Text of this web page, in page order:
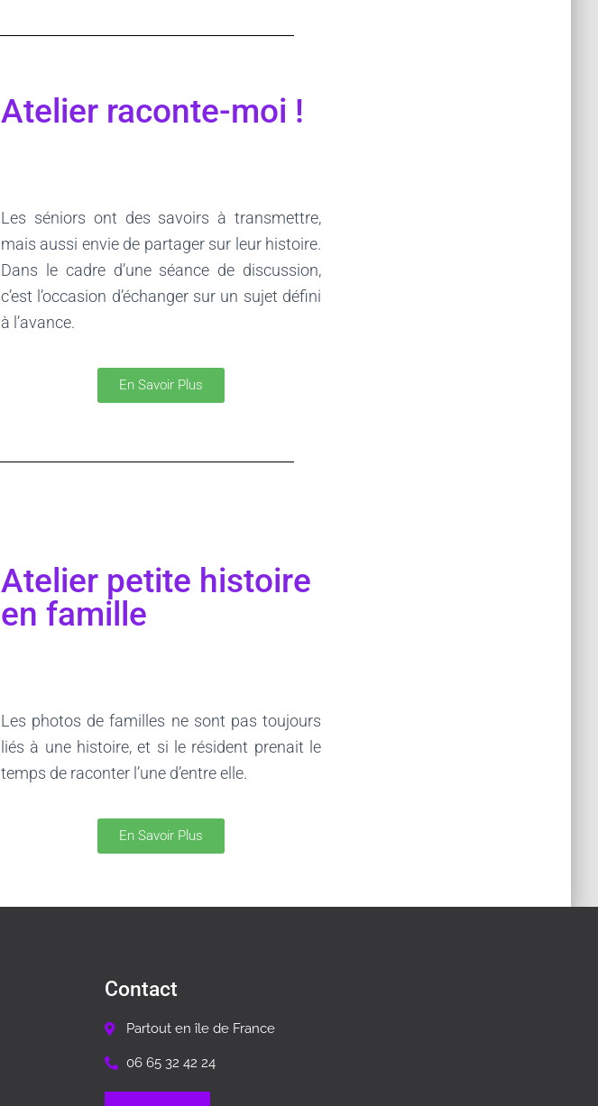
Atelier raconte-moi !
Les séniors ont des savoirs à transmettre,
mais aussi envie de partager sur leur histoire.
Dans le cadre d’une séance de discussion,
c’est l’occasion d’échanger sur un sujet défini
à l’avance.
En Savoir Plus
Atelier petite histoire
en famille
Les photos de familles ne sont pas toujours
liés à une histoire, et si le résident prenait le
temps de raconter l’une d’entre elle.
En Savoir Plus
Contact
Partout en île de France
06 65 32 42 24